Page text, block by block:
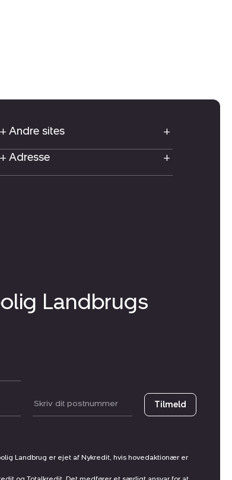
Andre sites
Adresse
Landbrugs
Postnummer Tilmeld
Landbrug er ejet af Nykredit, hvis hovedaktionær er